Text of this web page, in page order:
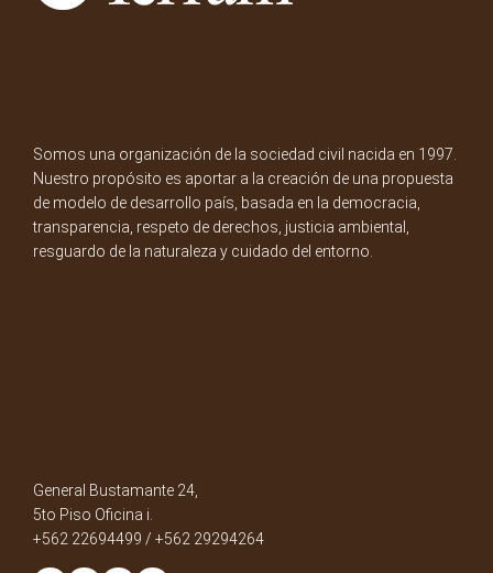
Somos una organización de la sociedad civil nacida en 1997.
Nuestro propósito es aportar a la creación de una propuesta
de modelo de desarrollo país, basada en la democracia,
transparencia, respeto de derechos, justicia ambiental,
resguardo de la naturaleza y cuidado del entorno.
General Bustamante 24,
5to Piso Oficina i.
+562 22694499 / +562 29294264